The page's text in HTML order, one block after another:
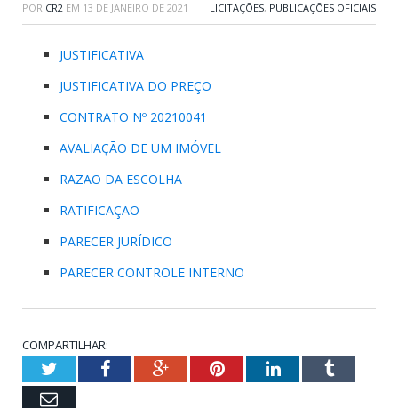
POR CR2 EM 13 DE JANEIRO DE 2021 LICITAÇÕES, PUBLICAÇÕES OFICIAIS
JUSTIFICATIVA
JUSTIFICATIVA DO PREÇO
CONTRATO Nº 20210041
AVALIAÇÃO DE UM IMÓVEL
RAZAO DA ESCOLHA
RATIFICAÇÃO
PARECER JURÍDICO
PARECER CONTROLE INTERNO
COMPARTILHAR:
TwitterFacebookGoogle+PinterestLinkedInTumblr
Email